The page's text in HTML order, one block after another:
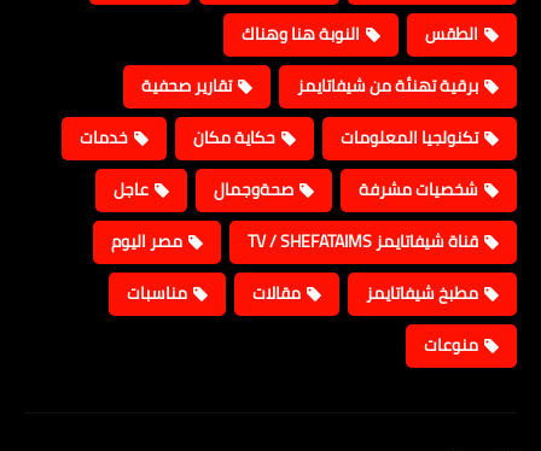
الطقس
النوبة هنا وهناك
برقية تهنئة من شيفاتايمز
تقارير صحفية
تكنولجيا المعلومات
حكاية مكان
خدمات
شخصيات مشرفة
صحةوجمال
عاجل
قناة شيفاتايمز TV / SHEFATAIMS
مصر اليوم
مطبخ شيفاتايمز
مقالات
مناسبات
منوعات